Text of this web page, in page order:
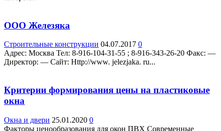
ООО Железяка
Строительные конструкции 04.07.2017 0
Адрес: Москва Teл: 8-916-104-31-55 ; 8-916-343-26-20 Факс: —
Директор: — Сайт: Http://www. jelezjaka. ru...
Критерии формирования цены на пластиковые
окна
Окна и двери 25.01.2020 0
Факторы ценообразования для окон ПВХ Современные